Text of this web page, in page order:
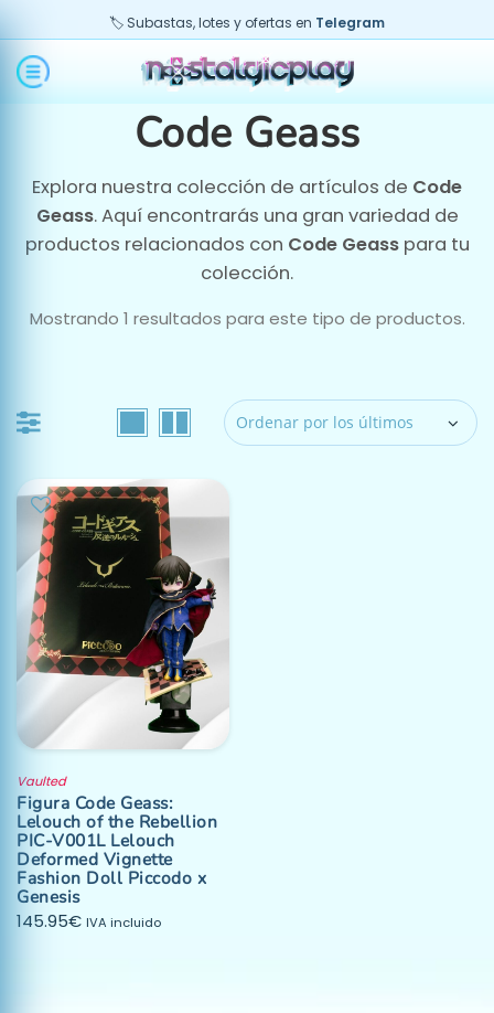
🏷️ Subastas, lotes y ofertas en Telegram
Code Geass
Explora nuestra colección de artículos de Code
Geass. Aquí encontrarás una gran variedad de
productos relacionados con Code Geasspara tu
colección.
Mostrando 1 resultados para este tipo de productos.
Vaulted
Figura Code Geass:
Lelouch of the Rebellion
PIC-V001L Lelouch
Deformed Vignette
Fashion Doll Piccodo x
Genesis
145.95€ IVA incluido